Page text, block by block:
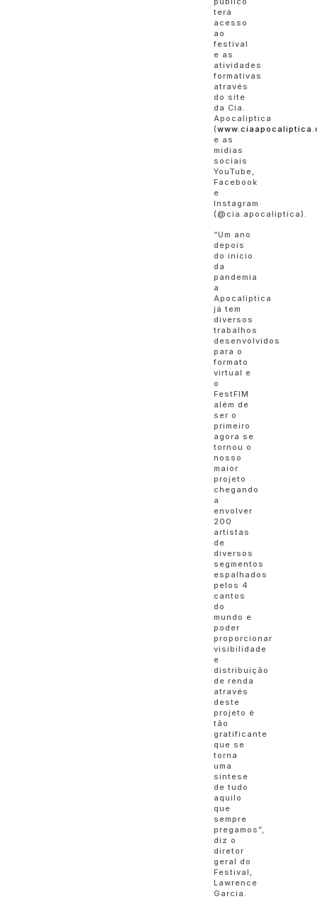
terá
acesso
ao
festival
e as
atividades
formativas
através
do site
da Cia.
Apocalíptica
(
e as
mídias
sociais
YouTube,
Facebook
e
Instagram
(@cia.apocaliptica).
“Um ano
depois
do início
da
pandemia
a
Apocalíptica
já tem
diversos
trabalhos
desenvolvidos
para o
formato
virtual e
o
FestFIM
além de
ser o
primeiro
agora se
tornou o
nosso
maior
projeto
chegando
a
envolver
200
artistas
de
diversos
segmentos
espalhados
pelos 4
cantos
do
mundo e
poder
proporcionar
visibilidade
e
distribuição
de renda
através
deste
projeto é
tão
gratificante
que se
torna
uma
síntese
de tudo
aquilo
que
sempre
pregamos”,
diz o
diretor
geral do
Festival,
Lawrence
Garcia.